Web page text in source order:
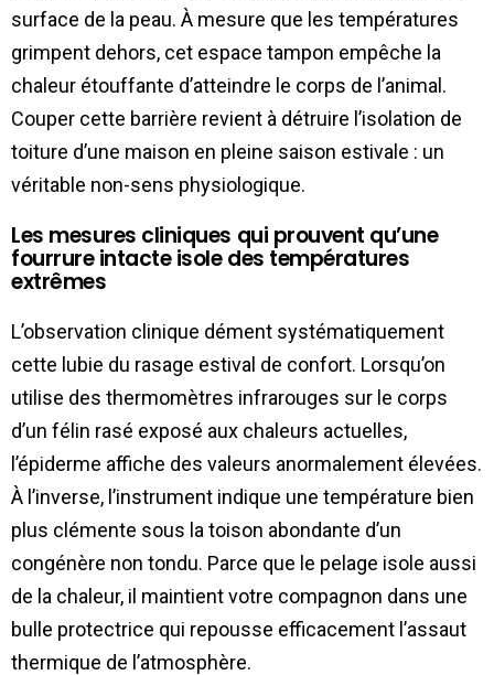
surface de la peau. À mesure que les températures
grimpent dehors, cet espace tampon empêche la
chaleur étouffante d’atteindre le corps de l’animal.
Couper cette barrière revient à détruire l’isolation de
toiture d’une maison en pleine saison estivale : un
véritable non-sens physiologique.
Les mesures cliniques qui prouvent qu’une
fourrure intacte isole des températures
extrêmes
L’observation clinique dément systématiquement
cette lubie du rasage estival de confort. Lorsqu’on
utilise des thermomètres infrarouges sur le corps
d’un félin rasé exposé aux chaleurs actuelles,
l’épiderme affiche des valeurs anormalement élevées.
À l’inverse, l’instrument indique une température bien
plus clémente sous la toison abondante d’un
congénère non tondu. Parce que le pelage isole aussi
de la chaleur, il maintient votre compagnon dans une
bulle protectrice qui repousse efficacement l’assaut
thermique de l’atmosphère.